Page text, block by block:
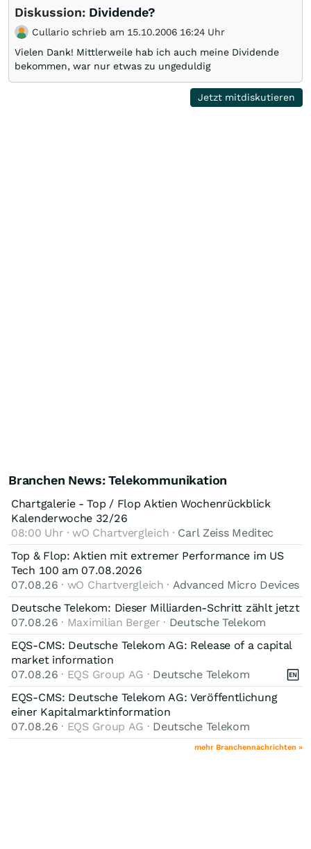
Diskussion: Dividende?
Cullario schrieb am 15.10.2006 16:24 Uhr
Vielen Dank! Mittlerweile hab ich auch meine Dividende
bekommen, war nur etwas zu ungeduldig
Jetzt mitdiskutieren
Branchen News: Telekommunikation
Chartgalerie - Top / Flop Aktien Wochenrückblick
Kalenderwoche 32/26
08:00 Uhr · wO Chartvergleich · Carl Zeiss Meditec
Top & Flop: Aktien mit extremer Performance im US
Tech 100 am 07.08.2026
07.08.26 · wO Chartvergleich · Advanced Micro Devices
Deutsche Telekom: Dieser Milliarden-Schritt zählt jetzt
07.08.26 · Maximilian Berger · Deutsche Telekom
EQS-CMS: Deutsche Telekom AG: Release of a capital
market information
07.08.26 · EQS Group AG · Deutsche Telekom
EQS-CMS: Deutsche Telekom AG: Veröffentlichung
einer Kapitalmarktinformation
07.08.26 · EQS Group AG · Deutsche Telekom
mehr Branchennachrichten »